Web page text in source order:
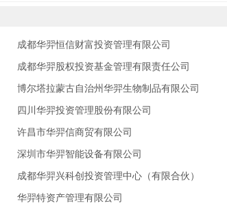
成都华羿恒信财富投资管理有限公司
成都华羿股权投资基金管理有限责任公司
博尔塔拉蒙古自治州华羿生物制品有限公司
四川华羿投资管理股份有限公司
许昌市华羿信商贸有限公司
深圳市华羿智能设备有限公司
成都华羿兴科创投资管理中心（有限合伙）
华羿特资产管理有限公司